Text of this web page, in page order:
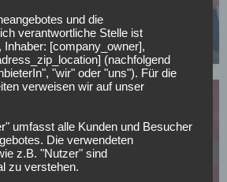
nach Norwegen
und die
verantwortliche Stelle ist
[company_owner],
(nachfolgend
"wir" oder "uns"). Für die
verweisen wir auf unser
umfasst alle Kunden und Besucher
Die verwendeten
z.B. "Nutzer" sind
zu verstehen.